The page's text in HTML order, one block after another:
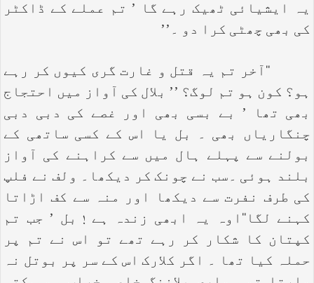
یہ ایشیائی ٹھیک رہے گا ’ تم عملے کے ڈاکٹر
کی بھی چھٹی کرا دو ۔’’
‘‘آخر تم یہ قتل و غارت گری کیوں کر رہے
ہو؟ کون ہو تم لوگ؟ ’’ بلال کی آواز میں احتجاج
بھی تھا ’ بے بسی بھی اور غصے کی دبی دبی
چنگاریاں بھی ۔ بل یا اس کے کسی ساتھی کے
بولنے سے پہلے ہال میں سے کراہنے کی آواز
بلند ہوئی ۔سب نے چونک کر دیکھا۔ ولف نے فلپ
کی طرف نفرت سے دیکھا اور منہ سے کف اڑاتا
کہنے لگا‘‘اوہ یہ ابھی زندہ ہے ! بل ’ جب تم
کپتان کا شکار کر رہے تھے تو اس نے تم پر
حملہ کیا تھا ۔ اگر کلارک اس کے سر پر بوتل نہ